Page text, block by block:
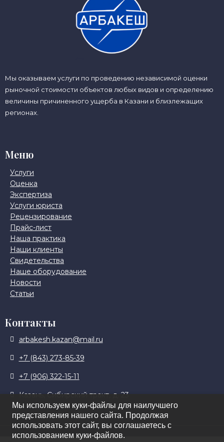
Мы оказываем услуги по проведению независимой оценки
рыночной стоимости объектов любых видов и определению
величины причиненного ущерба в Казани и близлежащих
регионах.
Меню
Услуги
Оценка
Экспертиза
Услуги юриста
Рецензирование
Прайс-лист
Наша практика
Наши клиенты
Свидетельства
Наше оборудование
Новости
Статьи
Контакты
arbakesh.kazan@mail.ru
+7 (843) 273-85-39
+7 (906) 322-15-11
Казань, Сибирский тракт, д. 23
Мы используем куки-файлы для наилучшего
представления нашего сайта. Продолжая
использовать этот сайт, вы соглашаетесь с
использованием куки-файлов.